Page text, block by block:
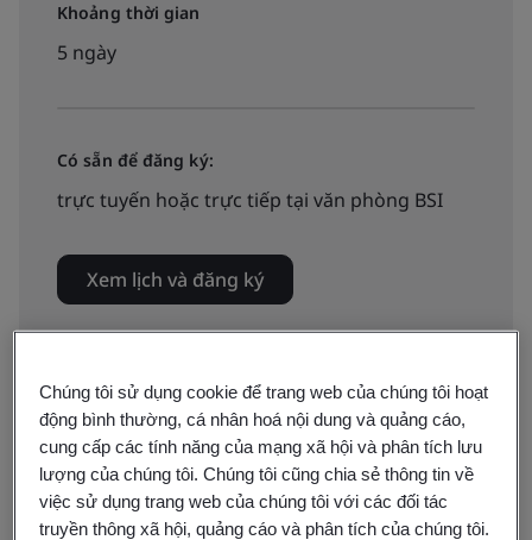
Khoảng thời gian
5 ngày
Có sẵn để đăng ký:
trực tuyến hoặc trực tiếp tại văn phòng BSI
Xem lịch và đăng ký
Có sẵn để báo giá:
Trong nhà
Yêu cầu báo giá
Chúng tôi sử dụng cookie để trang web của chúng tôi hoạt
động bình thường, cá nhân hoá nội dung và quảng cáo,
cung cấp các tính năng của mạng xã hội và phân tích lưu
lượng của chúng tôi. Chúng tôi cũng chia sẻ thông tin về
việc sử dụng trang web của chúng tôi với các đối tác
truyền thông xã hội, quảng cáo và phân tích của chúng tôi.